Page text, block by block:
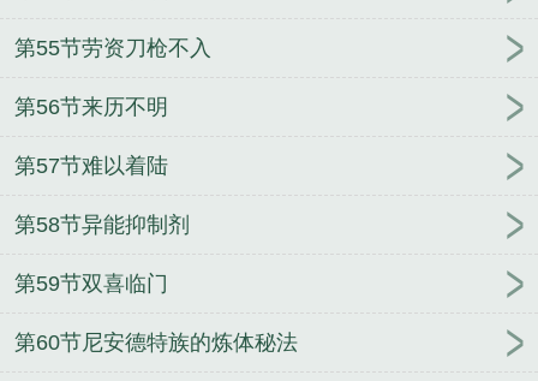
第55节劳资刀枪不入
第56节来历不明
第57节难以着陆
第58节异能抑制剂
第59节双喜临门
第60节尼安德特族的炼体秘法